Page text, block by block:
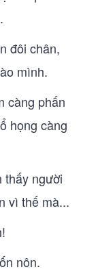
đôi chân,
mình.
càng phấn
họng càng
thấy người
vì thế mà...
nôn.